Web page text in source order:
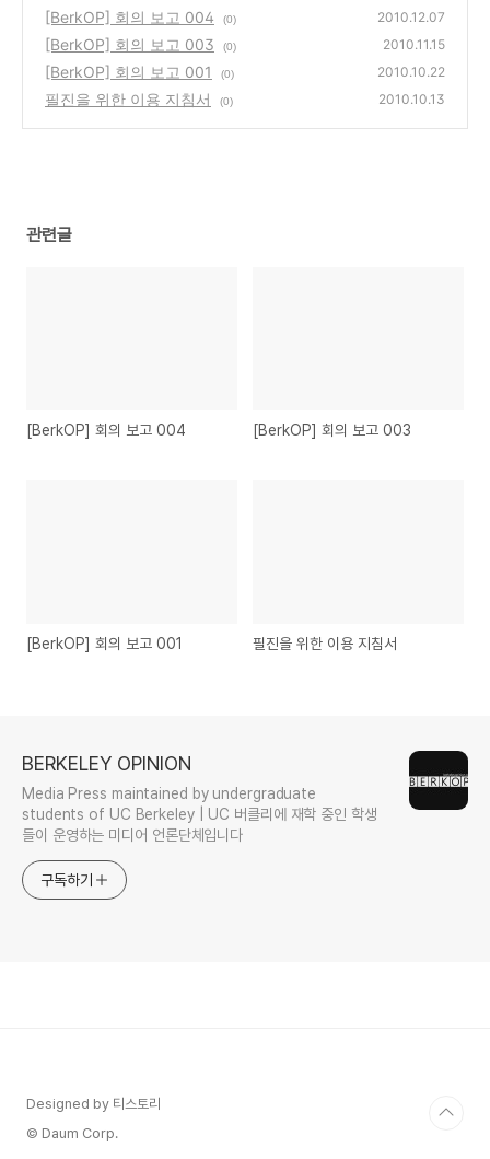
[BerkOP] 회의 보고 004 (0) 2010.12.07
[BerkOP] 회의 보고 003 (0) 2010.11.15
[BerkOP] 회의 보고 001 (0) 2010.10.22
필진을 위한 이용 지침서 (0) 2010.10.13
관련글
[BerkOP] 회의 보고 004 [BerkOP] 회의 보고 003
[BerkOP] 회의 보고 001 필진을 위한 이용 지침서
BERKELEY OPINION
Media Press maintained by undergraduate
students of UC Berkeley | UC 버클리에 재학 중인 학생
들이 운영하는 미디어 언론단체입니다
구독하기
Designed by 티스토리
© Daum Corp.